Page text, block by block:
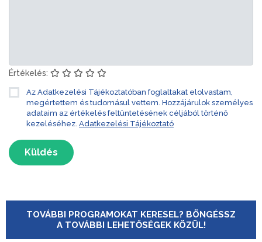
Értékelés:
Az Adatkezelési Tájékoztatóban foglaltakat elolvastam,
megértettem és tudomásul vettem. Hozzájárulok személyes
adataim az értékelés feltüntetésének céljából történő
kezeléséhez. Adatkezelési Tájékoztató
Küldés
TOVÁBBI PROGRAMOKAT KERESEL? BÖNGÉSSZ
A TOVÁBBI LEHETŐSÉGEK KÖZÜL!